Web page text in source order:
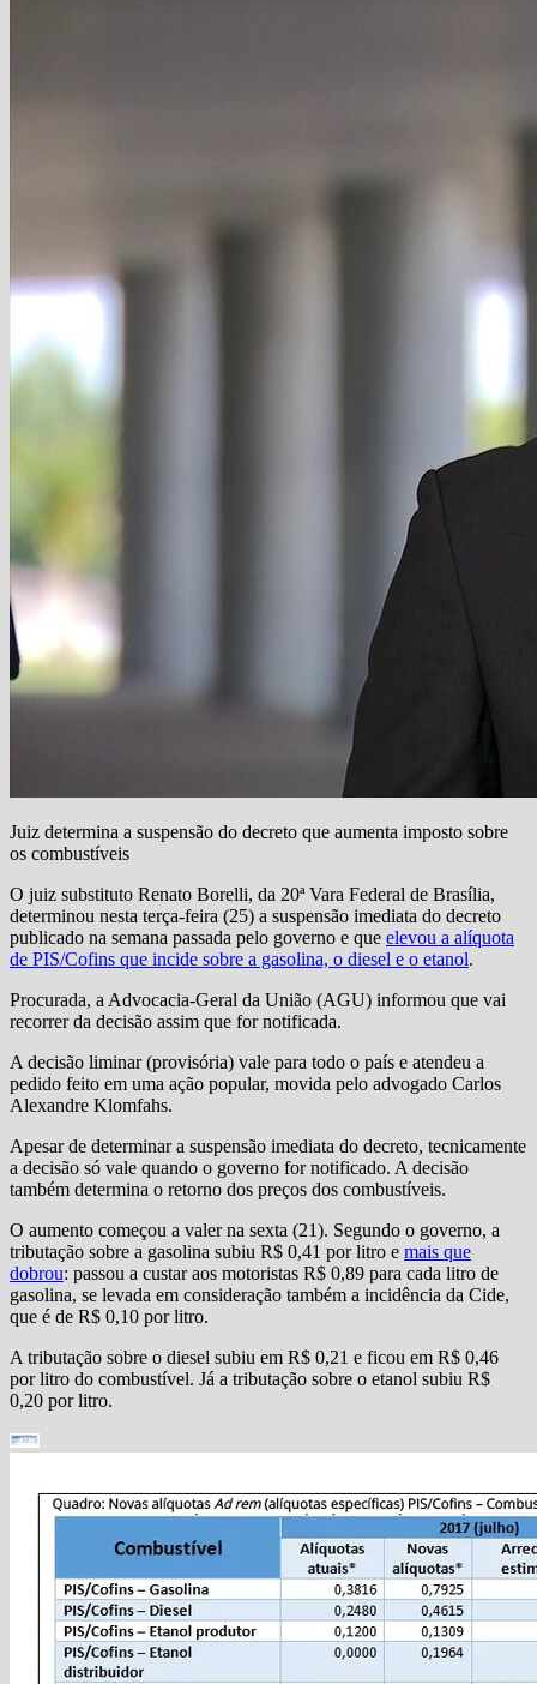
Juiz determina a suspensão do decreto que aumenta imposto sobre
os combustíveis
O juiz substituto Renato Borelli, da 20ª Vara Federal de Brasília,
determinou nesta terça-feira (25) a suspensão imediata do decreto
publicado na semana passada pelo governo e que elevou a alíquota
de PIS/Cofins que incide sobre a gasolina, o diesel e o etanol.
Procurada, a Advocacia-Geral da União (AGU) informou que vai
recorrer da decisão assim que for notificada.
A decisão liminar (provisória) vale para todo o país e atendeu a
pedido feito em uma ação popular, movida pelo advogado Carlos
Alexandre Klomfahs.
Apesar de determinar a suspensão imediata do decreto, tecnicamente
a decisão só vale quando o governo for notificado. A decisão
também determina o retorno dos preços dos combustíveis.
O aumento começou a valer na sexta (21). Segundo o governo, a
tributação sobre a gasolina subiu R$ 0,41 por litro e mais que
dobrou: passou a custar aos motoristas R$ 0,89 para cada litro de
gasolina, se levada em consideração também a incidência da Cide,
que é de R$ 0,10 por litro.
A tributação sobre o diesel subiu em R$ 0,21 e ficou em R$ 0,46
por litro do combustível. Já a tributação sobre o etanol subiu R$
0,20 por litro.